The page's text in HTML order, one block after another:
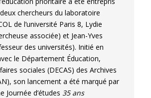
chercheurs du laboratoire
de l’université Paris 8, Lydie
associée) et Jean-Yves
des universités). Initié en
le Département Éducation,
sociales (DECAS) des Archives
son lancement a été marqué par
Journée d’études 35 ans